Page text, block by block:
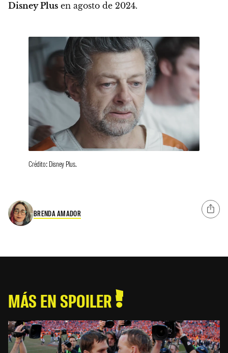
Disney Plus en agosto de 2024.
Crédito: Disney Plus.
BRENDA AMADOR
MÁS EN SPOILER